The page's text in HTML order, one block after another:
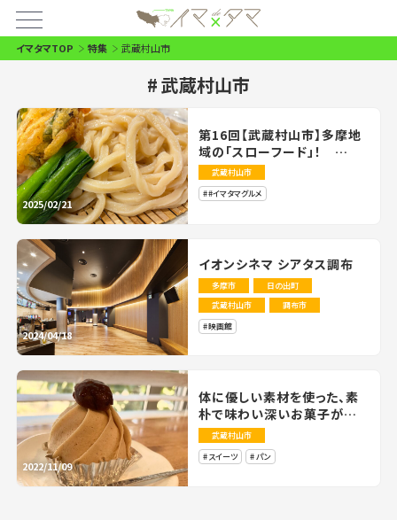
イマタマTOP 特集 武蔵村山市
武蔵村山市
2025/02/21
第16回【武蔵村山市】多摩地
域の「スローフード」！
100％国産小麦使用・地元野
菜の糧（かて）を添えた、～村
山かてうどん」～『肉汁うどん
武蔵村山市
#イマタマグルメ
2024/04/18
イオンシネマ シアタス調布
多摩市
日の出町
武蔵村山市
調布市
映画館
2022/11/09
体に優しい素材を使った、素
朴で味わい深いお菓子が人
気 『お菓子Laboふたりしま
い』の栗づくし
武蔵村山市
スイーツ
パン